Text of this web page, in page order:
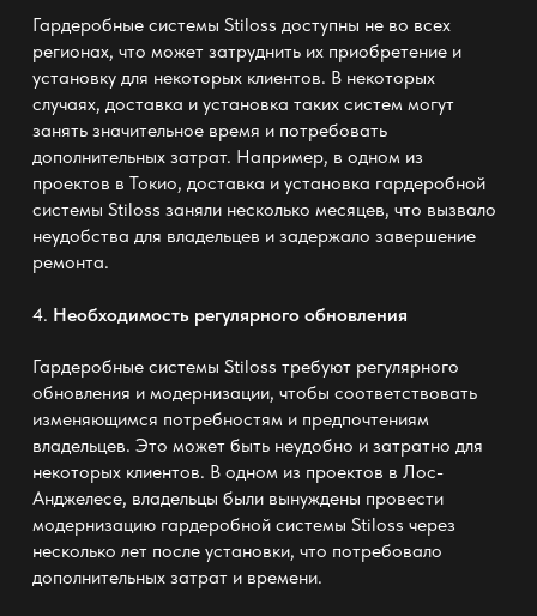
Гардеробные системы Stiloss доступны не во всех
регионах, что может затруднить их приобретение и
установку для некоторых клиентов. В некоторых
случаях, доставка и установка таких систем могут
занять значительное время и потребовать
дополнительных затрат. Например, в одном из
проектов в Токио, доставка и установка гардеробной
системы Stiloss заняли несколько месяцев, что вызвало
неудобства для владельцев и задержало завершение
ремонта.
4. Необходимость регулярного обновления
Гардеробные системы Stiloss требуют регулярного
обновления и модернизации, чтобы соответствовать
изменяющимся потребностям и предпочтениям
владельцев. Это может быть неудобно и затратно для
некоторых клиентов. В одном из проектов в Лос-
Анджелесе, владельцы были вынуждены провести
модернизацию гардеробной системы Stiloss через
несколько лет после установки, что потребовало
дополнительных затрат и времени.